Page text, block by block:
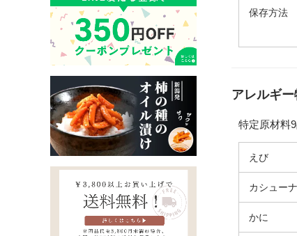
保存方法
アレルギー
特定原材料
えび
カシュー
かに